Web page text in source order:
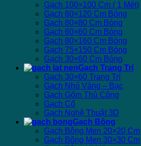
Gạch 100×100 Cm ( 1 Mét)
Gạch 60×120 Cm Bóng
Gạch 80×80 Cm Bóng
Gạch 60×60 Cm Bóng
Gạch 80×160 Cm Bóng
Gạch 75×150 Cm Bóng
Gạch 30×60 Cm Bóng
Gạch Trang Trí
Gạch 30×60 Trang Trí
Gạch Nhủ Vàng – Bạc
Gạch Gốm Thủ Công
Gạch Cổ
Gạch Nghệ Thuật 3D
Gạch Bông
Gạch Bông Men 20×20 Cm
Gạch Bông Men 30×30 Cm